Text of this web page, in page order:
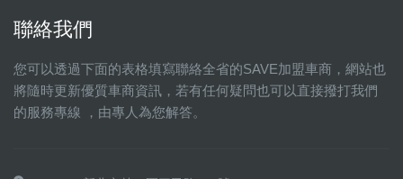
聯絡我們
您可以透過下面的表格填寫聯絡全省的SAVE加盟車商，網站也
將隨時更新優質車商資訊，若有任何疑問也可以直接撥打我們
的服務專線 ，由專人為您解答。